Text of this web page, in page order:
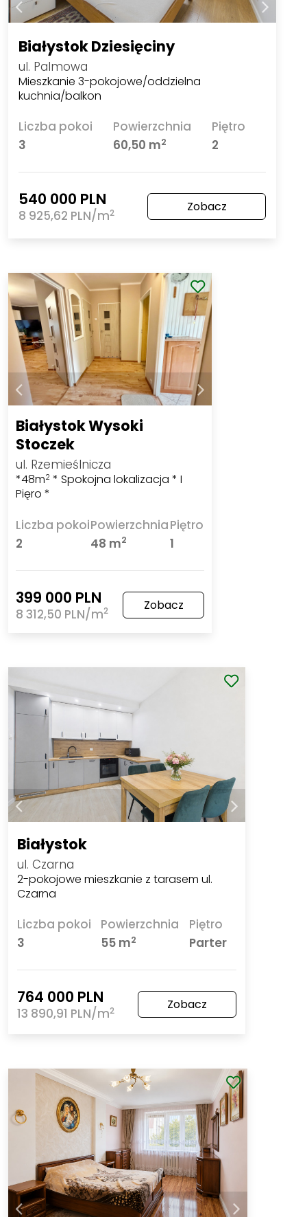
Białystok Dziesięciny
ul. Palmowa
Mieszkanie 3-pokojowe/oddzielna
kuchnia/balkon
Liczba pokoi
3
Powierzchnia
60,50 m2
Piętro
2
540 000 PLN
8 925,62 PLN/m2 Zobacz
Białystok Wysoki
Stoczek
ul. Rzemieślnicza
*48m2 * Spokojna lokalizacja * I
Pięro *
Liczba pokoi
2
Powierzchnia
48 m2
Piętro
1
399 000 PLN
8 312,50 PLN/m2 Zobacz
Białystok
ul. Czarna
2-pokojowe mieszkanie z tarasem ul.
Czarna
Liczba pokoi
3
Powierzchnia
55 m2
Piętro
Parter
764 000 PLN
13 890,91 PLN/m2 Zobacz